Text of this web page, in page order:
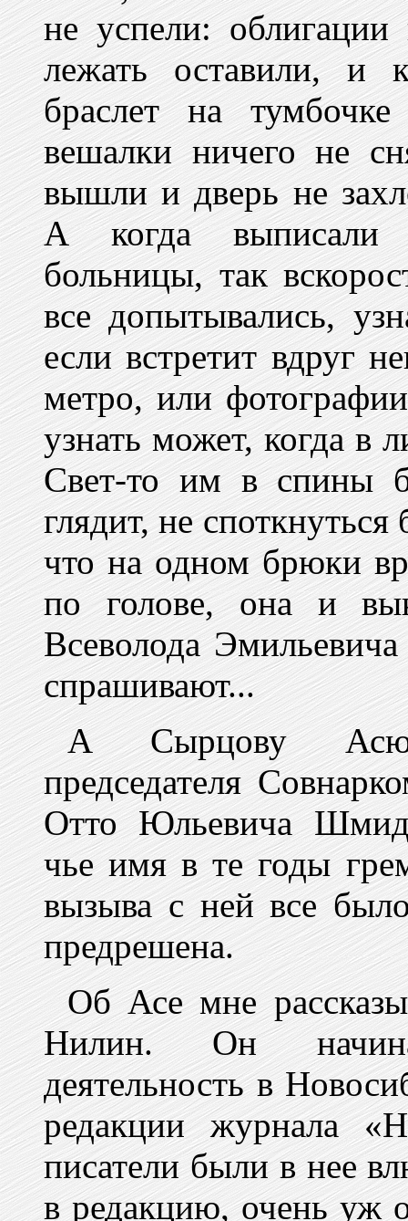
не успели:
лежать оставили, и
браслет на
вешалки ничего не
вышли и дверь не
А когда
больницы, так
все допытывались,
если встретит вдруг
метро, или
узнать может, когда в
Свет-то им в спины
глядит, не
что на одном брюки
по голове, она и
Всеволода
спрашивают...
А Сырцову Асю,
председателя
Отто Юльевича
чье имя в те годы
вызыва с ней все
предрешена.
Об Асе мне
Нилин. Он
деятельность в
редакции журнала
писатели были в нее
в редакцию, очень уж